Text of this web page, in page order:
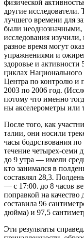
физической
другие исследователи.
лучшего времени для
были неоднозначными,
исследования изучили,
разное время могут
упражнениями и
здоровье и
циклах Национального
Центра по контролю и
2003 по 2006 год.
потому что именно
ны акселерометры или
После того, как
талии, они носили
часы бодрствования
течение четырех-семи
до 9 утра — имели
кто занимался в
составлял 28,3.
— с 17:00. до 8 часов
поправкой на
составила 96
дюйма) и 97,5
Эти результаты